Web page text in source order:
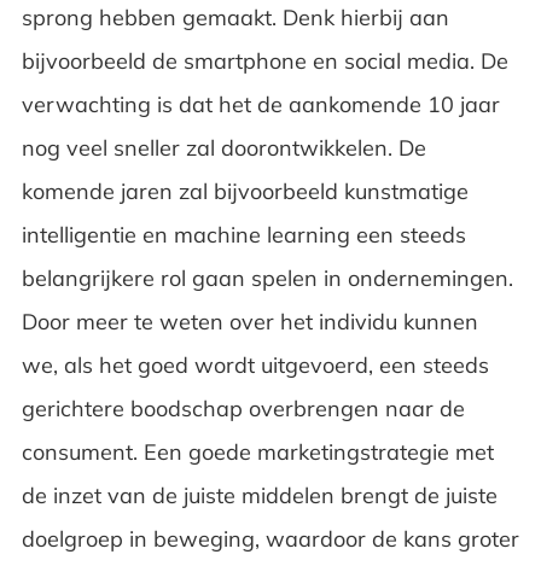
sprong hebben gemaakt. Denk hierbij aan
bijvoorbeeld de smartphone en social media. De
verwachting is dat het de aankomende 10 jaar
nog veel sneller zal doorontwikkelen. De
komende jaren zal bijvoorbeeld kunstmatige
intelligentie en machine learning een steeds
belangrijkere rol gaan spelen in ondernemingen.
Door meer te weten over het individu kunnen
we, als het goed wordt uitgevoerd, een steeds
gerichtere boodschap overbrengen naar de
consument. Een goede marketingstrategie met
de inzet van de juiste middelen brengt de juiste
doelgroep in beweging, waardoor de kans groter